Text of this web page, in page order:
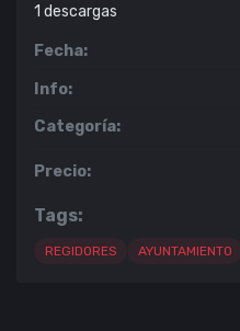
1 descargas
Fecha:
Info:
Categoría:
Precio:
Tags:
REGIDORES AYUNTAMIENTO